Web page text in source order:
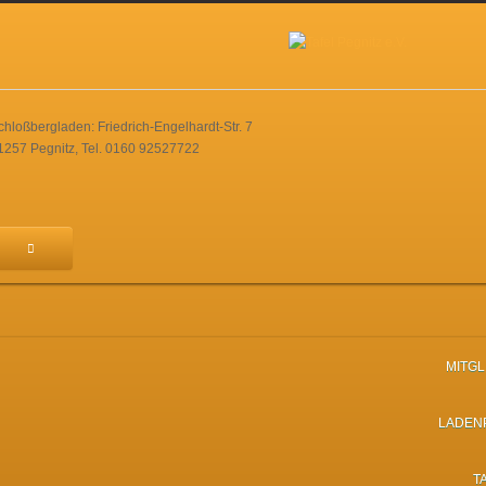
Friedrich-Engelhardt-Str. 7
Pegnitz, Tel. 0160 92527722